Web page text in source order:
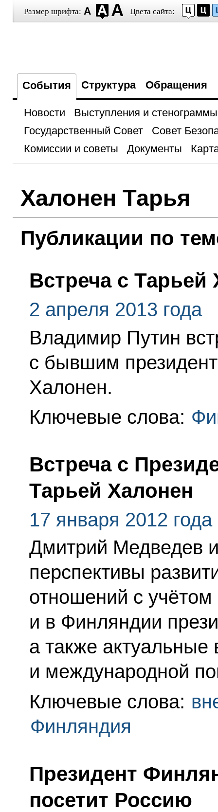
Размер шрифта: Цвета сайта:
События Структура Обращения
Новости
Выступления и стенограммы
Государственный Совет
Совет
Комиссии и советы
Документы
Халонен Тарья
Публикации по
Встреча с Тарьей
2 апреля 2013 года
Владимир Путин
с бывшим
Халонен.
Ключевые слова:
Встреча с
Тарьей Халонен
17 января 2012 года
Дмитрий Медведев
перспективы
отношений с
и в Финляндии
а также актуальные
и международной
Ключевые слова:
Финляндия
Президент
посетит Россию